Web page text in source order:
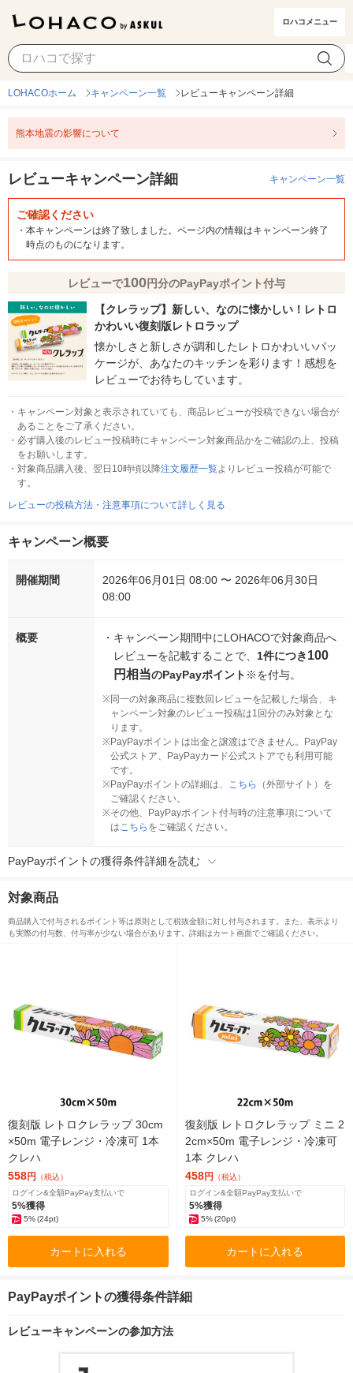
ロハコメニュー
LOHACOホーム キャンペーン一覧 レビューキャンペーン詳細
熊本地震の影響について
レビューキャンペーン詳細 キャンペーン一覧
ご確認ください
・ 本キャンペーンは終了致しました。ページ内の情報はキャンペーン終了
時点のものになります。
レビューで100円分のPayPayポイント付与
【クレラップ】新しい、なのに懐かしい！レトロ
かわいい復刻版レトロラップ
懐かしさと新しさが調和したレトロかわいいパッ
ケージが、あなたのキッチンを彩ります！感想を
レビューでお待ちしています。
・ キャンペーン対象と表示されていても、商品レビューが投稿できない場合が
あることをご了承ください。
・ 必ず購入後のレビュー投稿時にキャンペーン対象商品かをご確認の上、投稿
をお願いします。
・ 対象商品購入後、翌日10時頃以降注文履歴一覧よりレビュー投稿が可能で
す。
レビューの投稿方法・注意事項について詳しく見る
キャンペーン概要
開催期間
2026年06月01日 08:00 〜 2026年06月30日
08:00
概要 ・ キャンペーン期間中にLOHACOで対象商品へ
レビューを記載することで、 1件につき100
円相当のPayPayポイント ※を付与。
※同一の対象商品に複数回レビューを記載した場合、キ
ャンペーン対象のレビュー投稿は1回分のみ対象とな
ります。
※PayPayポイントは出金と譲渡はできません。PayPay
公式ストア、PayPayカード公式ストアでも利用可能
です。
※PayPayポイントの詳細は、 こちら
（外部サイト）を
ご確認ください。
※その他、PayPayポイント付与時の注意事項について
はこちら をご確認ください。
PayPayポイントの獲得条件詳細を読む
対象商品
商品購入で付与されるポイント等は原則として税抜金額に対し付与されます。また、表示より
も実際の付与数、付与率が少ない場合があります。詳細はカート画面でご確認ください。
復刻版 レトロクレラップ 30cm
×50m 電子レンジ・冷凍可 1本
クレハ
558円 （税込）
ログイン&全額PayPay支払いで
5%獲得
5%(24pt)
カートに入れる
復刻版 レトロクレラップ ミニ 2
2cm×50m 電子レンジ・冷凍可
1本 クレハ
458円 （税込）
ログイン&全額PayPay支払いで
5%獲得
5% (20pt)
カートに入れる
PayPayポイントの獲得条件詳細
レビューキャンペーンの参加方法